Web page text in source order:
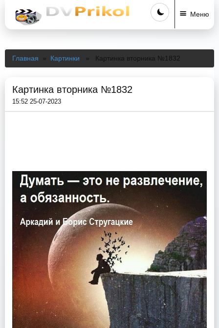
Меню
Главная » Картинки » Картинка вторника №1832
Картинка вторника №1832
15:52 25-07-2023